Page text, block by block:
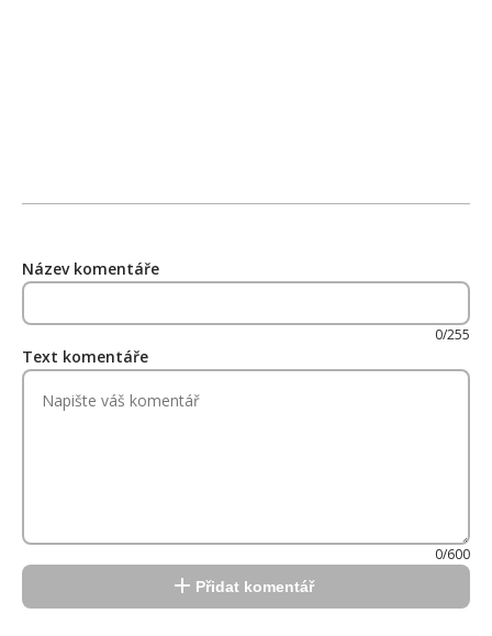
Název komentáře
0/255
Text komentáře
0/600
Přidat komentář